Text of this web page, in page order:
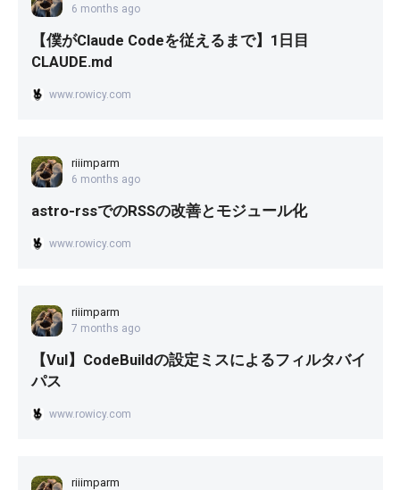
6 months ago
【僕がClaude Codeを従えるまで】1日目
CLAUDE.md
www.rowicy.com
riiimparm
6 months ago
astro-rssでのRSSの改善とモジュール化
www.rowicy.com
riiimparm
7 months ago
【Vul】CodeBuildの設定ミスによるフィルタバイ
パス
www.rowicy.com
riiimparm